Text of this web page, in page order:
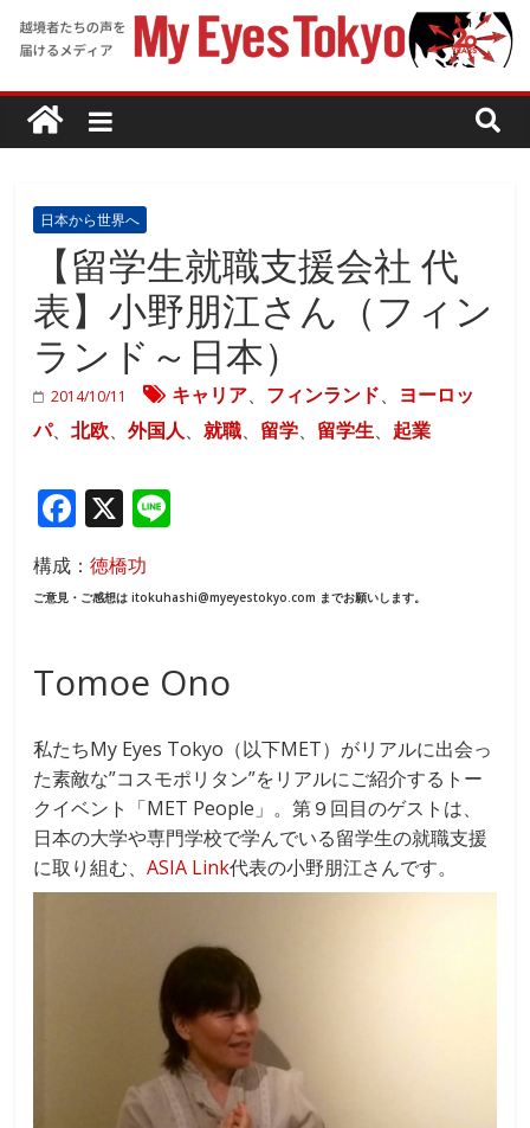
日本から世界へ
【留学生就職支援会社 代
表】小野朋江さん（フィン
ランド～日本）
2014/10/11 キャリア、 フィンランド、 ヨーロッ
パ、北欧、外国人、就職、 留学、 留学生、 起業
F
ac
e
o
k
X
e
構成：徳橋功
ご意見・ご感想は itokuhashi@myeyestokyo.com までお願いします。
Tomoe Ono
私たちMy Eyes Tokyo（以下MET）がリアルに出会っ
た素敵な”コスモポリタン”をリアルにご紹介するトー
クイベント「MET People」。第９回目のゲストは、
日本の大学や専門学校で学んでいる留学生の就職支援
に取り組む、ASIA Link代表の小野朋江さんです。